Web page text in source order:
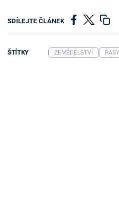
SDÍLEJTE ČLÁNEK
ŠTÍTKY ZEMĚDĚLSTVÍ ŘASY